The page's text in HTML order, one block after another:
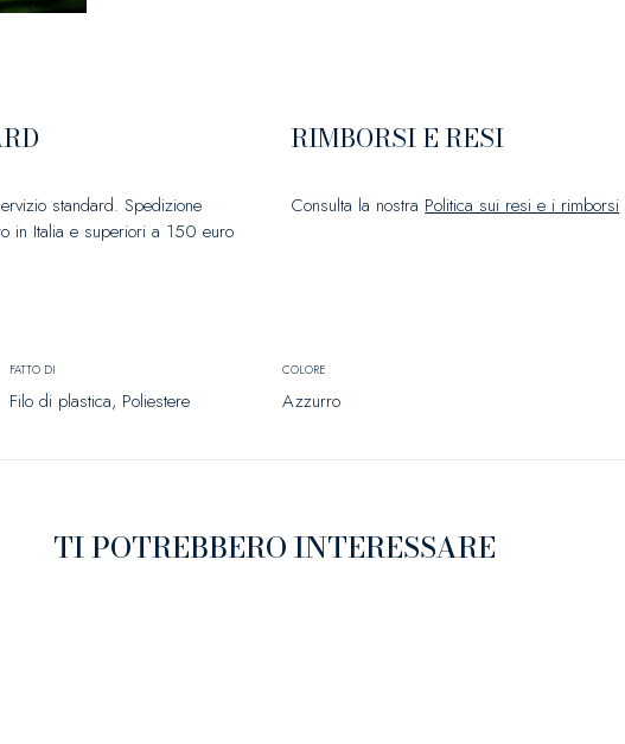
standard. Spedizione
in Italia e superiori a 150 euro
RIMBORSI E RESI
Consulta la nostra Politica sui resi e i rimborsi
FATTO DI
Filo di plastica, Poliestere
COLORE
Azzurro
TI POTREBBERO INTERESSARE